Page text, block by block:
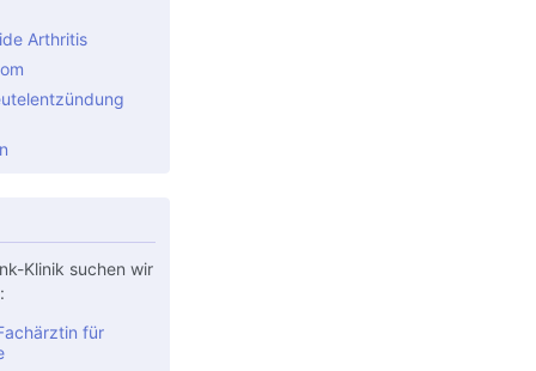
Arthritis
Klinik suchen wir
für